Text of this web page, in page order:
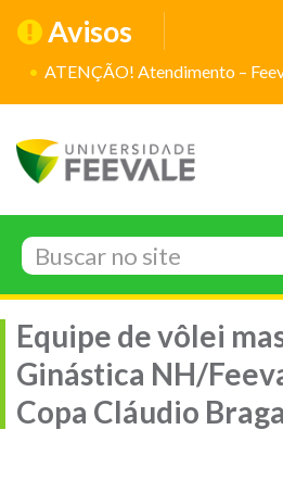
Avisos
ATENÇÃO! Atendimento –
Equipe de vôlei
Ginástica NH/
Copa Cláudio Braga